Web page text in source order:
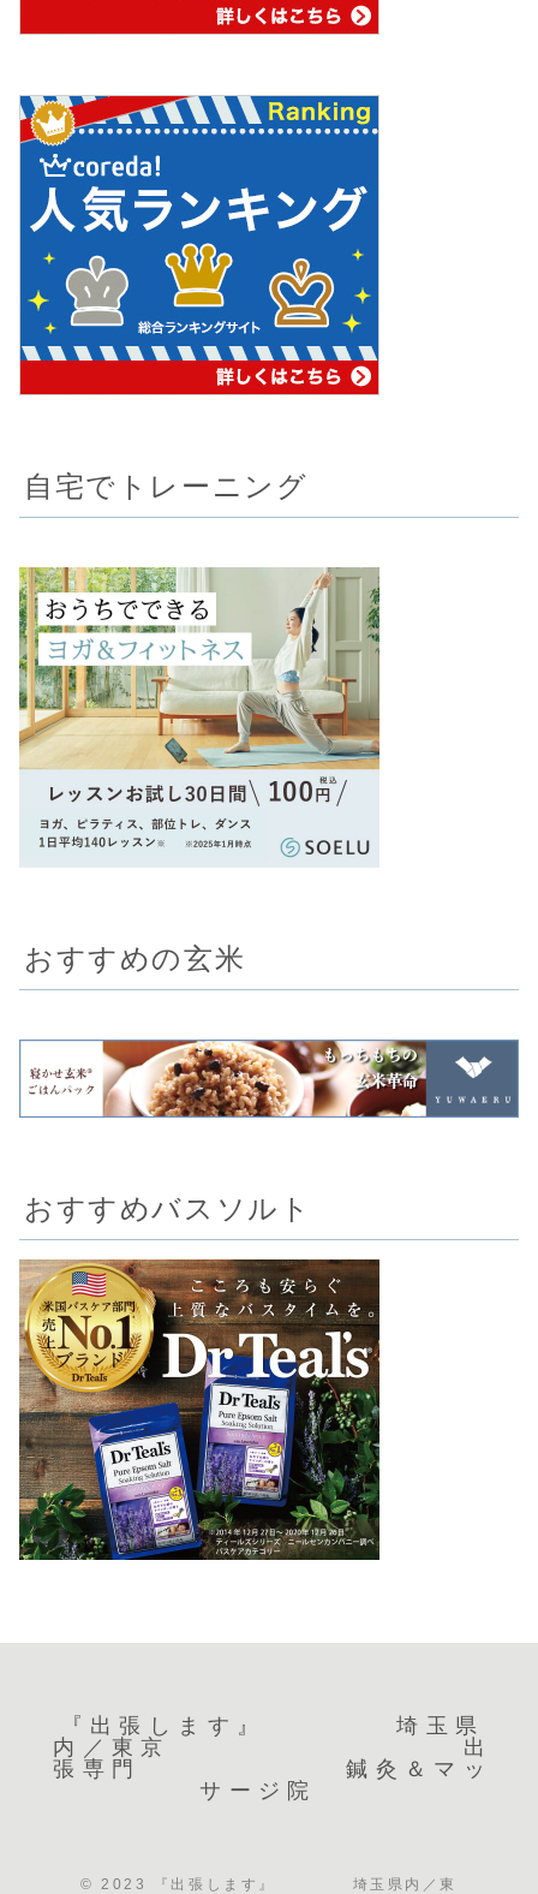
自宅でトレーニング
おすすめの玄米
おすすめバスソルト
『出張します』 埼玉県
内／東京 出
張専門 鍼灸＆マッ
サージ院
© 2023 『出張します』 埼玉県内／東